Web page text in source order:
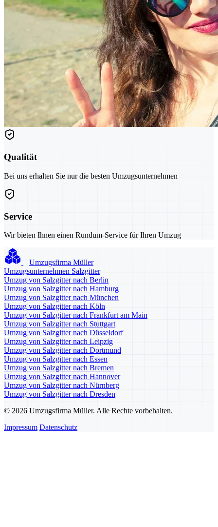
Qualität
Bei uns erhalten Sie nur die besten Umzugsunternehmen
Service
Wir bieten Ihnen einen Rundum-Service für Ihren Umzug
Umzugsfirma Müller
Umzugsunternehmen Salzgitter
Umzug von Salzgitter nach Berlin
Umzug von Salzgitter nach Hamburg
Umzug von Salzgitter nach München
Umzug von Salzgitter nach Köln
Umzug von Salzgitter nach Frankfurt am Main
Umzug von Salzgitter nach Stuttgart
Umzug von Salzgitter nach Düsseldorf
Umzug von Salzgitter nach Leipzig
Umzug von Salzgitter nach Dortmund
Umzug von Salzgitter nach Essen
Umzug von Salzgitter nach Bremen
Umzug von Salzgitter nach Hannover
Umzug von Salzgitter nach Nürnberg
Umzug von Salzgitter nach Dresden
© 2026 Umzugsfirma Müller. Alle Rechte vorbehalten.
Impressum Datenschutz